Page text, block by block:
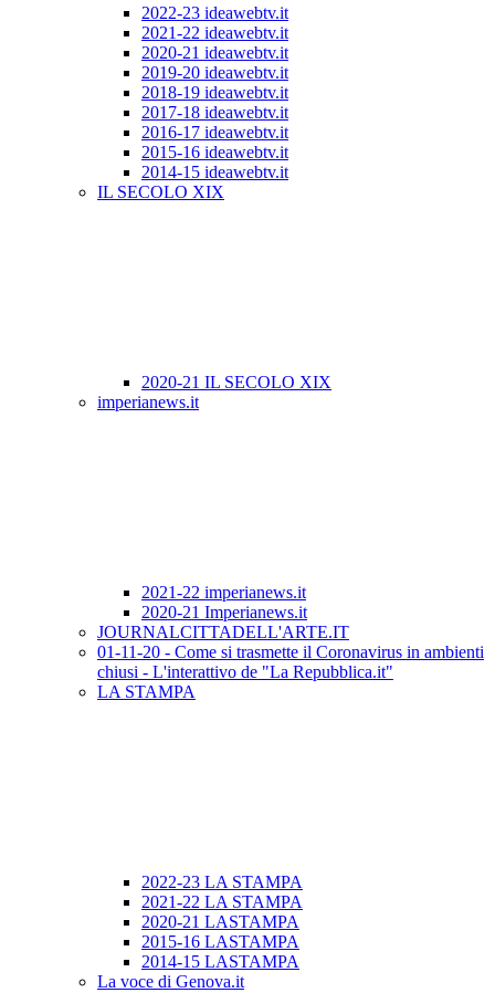
2022-23 ideawebtv.it
2021-22 ideawebtv.it
2020-21 ideawebtv.it
2019-20 ideawebtv.it
2018-19 ideawebtv.it
2017-18 ideawebtv.it
2016-17 ideawebtv.it
2015-16 ideawebtv.it
2014-15 ideawebtv.it
IL SECOLO XIX
2020-21 IL SECOLO XIX
imperianews.it
2021-22 imperianews.it
2020-21 Imperianews.it
JOURNALCITTADELL'ARTE.IT
01-11-20 - Come si trasmette il Coronavirus in ambienti
chiusi - L'interattivo de "La Repubblica.it"
LA STAMPA
2022-23 LA STAMPA
2021-22 LA STAMPA
2020-21 LASTAMPA
2015-16 LASTAMPA
2014-15 LASTAMPA
La voce di Genova.it